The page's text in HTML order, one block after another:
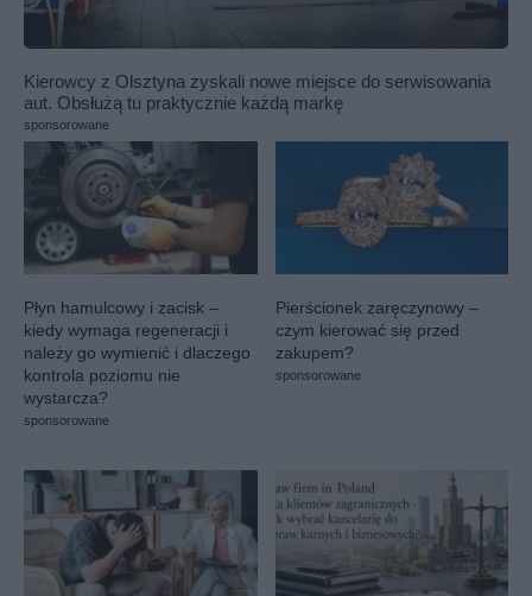
Kierowcy z Olsztyna zyskali nowe miejsce do serwisowania
aut. Obsłużą tu praktycznie każdą markę
sponsorowane
Płyn hamulcowy i zacisk –
kiedy wymaga regeneracji i
należy go wymienić i dlaczego
kontrola poziomu nie
wystarcza?
sponsorowane
Pierścionek zaręczynowy –
czym kierować się przed
zakupem?
sponsorowane